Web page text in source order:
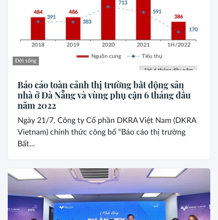
Đời sống
Báo cáo toàn cảnh thị trường bất động sản
nhà ở Đà Nẵng và vùng phụ cận 6 tháng đầu
năm 2022
Ngày 21/7, Công ty Cổ phần DKRA Việt Nam (DKRA
Vietnam) chính thức công bố “Báo cáo thị trường
Bất...